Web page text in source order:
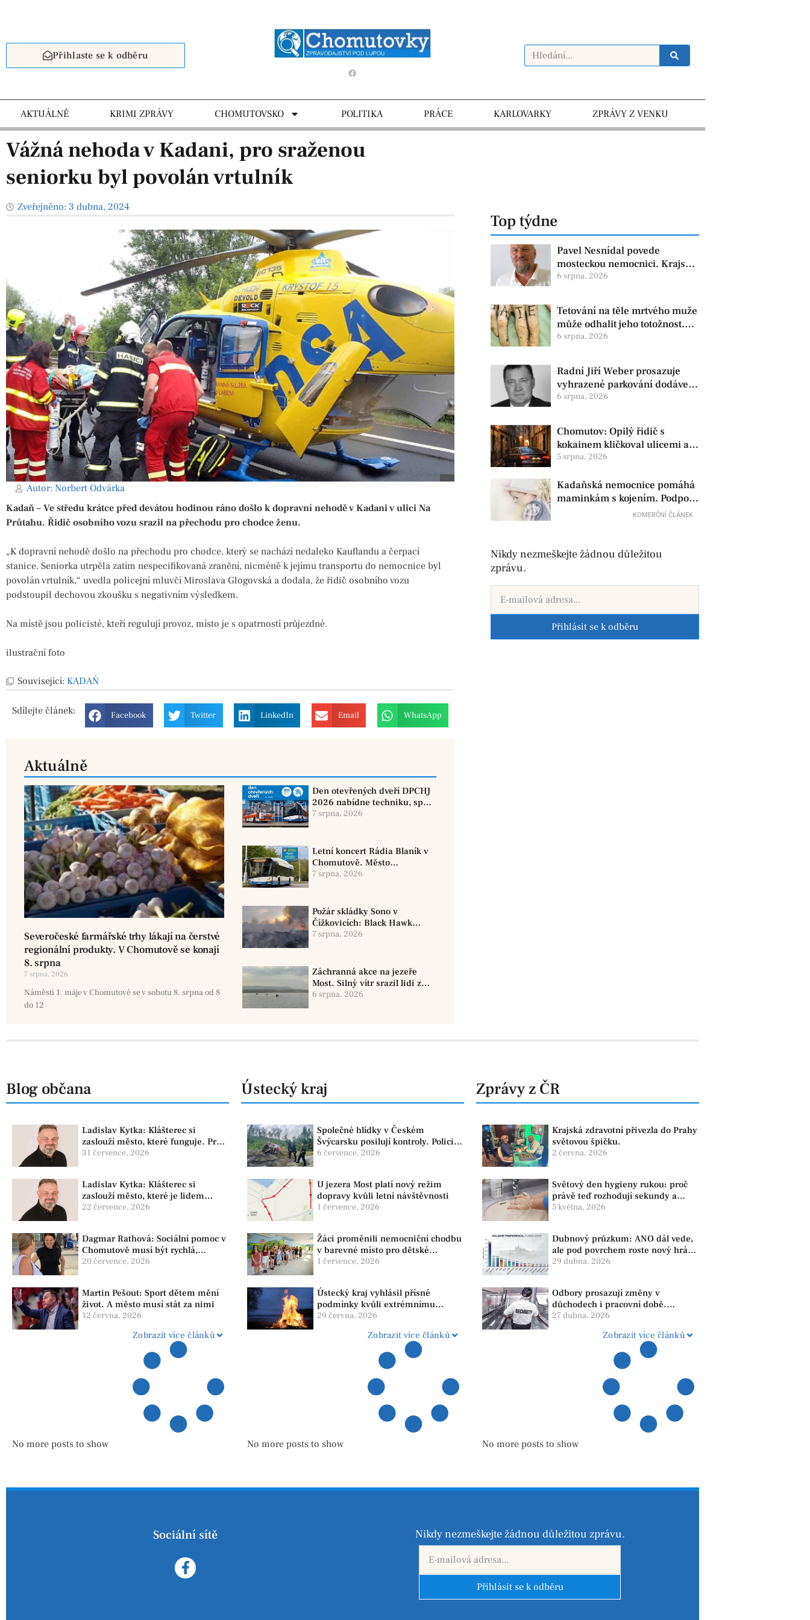
Přihlaste se k odběru
AKTUÁLNĚ KRIMI ZPRÁVY CHOMUTOVSKO POLITIKA PRÁCE KARLOVARKY ZPRÁVY Z VENKU
Vážná nehoda v Kadani, pro sraženou
seniorku byl povolán vrtulník
Zveřejněno: 3 dubna, 2024
Autor: Norbert Odvárka
Kadaň – Ve středu krátce před devátou hodinou ráno došlo k dopravní nehodě v Kadani v ulici Na
Průtahu. Řidič osobního vozu srazil na přechodu pro chodce ženu.
„K dopravní nehodě došlo na přechodu pro chodce, který se nachází nedaleko Kauflandu a čerpací
stanice. Seniorka utrpěla zatím nespecifikovaná zranění, nicméně k jejímu transportu do nemocnice byl
povolán vrtulník,“ uvedla policejní mluvčí Miroslava Glogovská a dodala, že řidič osobního vozu
podstoupil dechovou zkoušku s negativním výsledkem.
Na místě jsou policisté, kteří regulují provoz, místo je s opatrností průjezdné.
ilustrační foto
Související: KADAŃ
Sdílejte článek: Facebook Twitter LinkedIn Email WhatsApp
Aktuálně
Severočeské farmářské trhy lákají na čerstvé
regionální produkty. V Chomutově se konají
8. srpna
7 srpna, 2026
Náměstí 1. máje v Chomutově se v sobotu 8. srpna od 8
do 12
Den otevřených dveří DPCHJ
2026 nabídne techniku, sport
i jízdy historickými vozy
7 srpna, 2026
Letní koncert Rádia Blaník v
Chomutově. Město
doporučuje využít MHD
7 srpna, 2026
Požár skládky Sono v
Čížkovicích: Black Hawk
provedl 12 shozů vody
7 srpna, 2026
Záchranná akce na jezeře
Most. Silný vítr srazil lidi z
paddleboardů, dvě osoby se
6 srpna, 2026
Top týdne
Pavel Nesnídal povede
mosteckou nemocnici. Krajská
zdravotní oznámila změnu ve
6 srpna, 2026
Tetování na těle mrtvého muže
může odhalit jeho totožnost.
Policie žádá o pomoc
6 srpna, 2026
Radní Jiří Weber prosazuje
vyhrazené parkování dodávek
v Chomutově
6 srpna, 2026
Chomutov: Opilý řidič s
kokainem kličkoval ulicemi a
zkoušel uplatit policisty
5 srpna, 2026
Kadaňská nemocnice pomáhá
maminkám s kojením. Podpora
začíná už před porodem
KOMERČNÍ ČLÁNEK
Nikdy nezmeškejte žádnou důležitou
zprávu.
Přihlásit se k odběru
Blog občana
Ladislav Kytka: Klášterec si
zaslouží město, které funguje. Proto
předkládáme program, který řeší
31 července, 2026
Ladislav Kytka: Klášterec si
zaslouží město, které je lidem
nablízku
22 července, 2026
Dagmar Rathová: Sociální pomoc v
Chomutově musí být rychlá,
srozumitelná a férová. Ne udržovat
20 července, 2026
Martin Pešout: Sport dětem mění
život. A město musí stát za nimi
12 června, 2026
Zobrazit více článků
No more posts to show
Ústecký kraj
Společné hlídky v Českém
Švýcarsku posilují kontroly. Policie
dohlíží na bezpečnost i ochranu
6 července, 2026
U jezera Most platí nový režim
dopravy kvůli letní návštěvnosti
1 července, 2026
Žáci proměnili nemocniční chodbu
v barevné místo pro dětské
pacienty
1 července, 2026
Ústecký kraj vyhlásil přísné
podmínky kvůli extrémnímu
suchu. Platí zákaz ohňů i
29 června, 2026
Zobrazit více článků
No more posts to show
Zprávy z ČR
Krajská zdravotní přivezla do Prahy
světovou špičku.
2 června, 2026
Světový den hygieny rukou: proč
právě teď rozhodují sekundy a
správné mytí rukou
5 května, 2026
Dubnový průzkum: ANO dál vede,
ale pod povrchem roste nový hráč.
Strana PRO se drží nejvýš mezi
29 dubna, 2026
Odbory prosazují změny v
důchodech i pracovní době.
Dopady pocítí i lidé v našem
27 dubna, 2026
Zobrazit více článků
No more posts to show
Sociální sítě Nikdy nezmeškejte žádnou důležitou zprávu.
Přihlásit se k odběru